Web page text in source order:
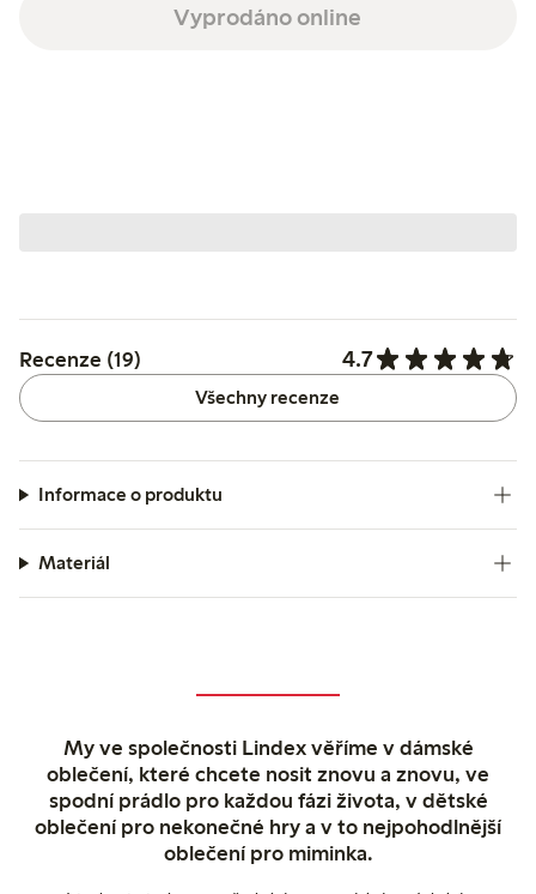
Vyprodáno online
Recenze (19) 4.7
Všechny recenze
Informace o produktu
Materiál
My ve společnosti Lindex věříme v dámské
oblečení, které chcete nosit znovu a znovu, ve
spodní prádlo pro každou fázi života, v dětské
oblečení pro nekonečné hry a v to nejpohodlnější
oblečení pro miminka.